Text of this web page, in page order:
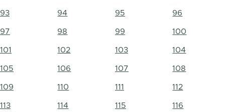
93 94 95 96
97 98 99 100
101 102 103 104
105 106 107 108
109 110 111 112
113 114 115
116